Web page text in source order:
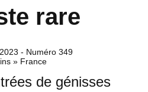
rare
- Numéro 349
» France
de génisses